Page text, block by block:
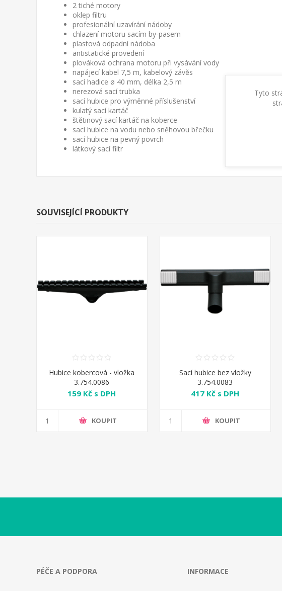
2 tiché motory
oklep filtru
profesionální uzavírání nádoby
chlazení motoru sacím by-pasem
plastová odpadní nádoba
antistatické provedení
plováková ochrana motoru při vysávání vody
napájecí kabel 7,5 m, kabelový závěs
sací hadice ø 40 mm, délka 2,5 m
nerezová sací trubka
sací hubice pro výměnné příslušenství
kulatý sací kartáč
štětinový sací kartáč na koberce
sací hubice na vodu nebo sněhovou břečku
sací hubice na pevný povrch
látkový sací filtr
SOUVISEJÍCÍ PRODUKTY
Hubice kobercová - vložka
3.754.0086
159 Kč s DPH
KOUPIT
Sací hubice bez vložky
3.754.0083
417 Kč s DPH
KOUPIT
PÉČE A PODPORA INFORMACE
Tyto